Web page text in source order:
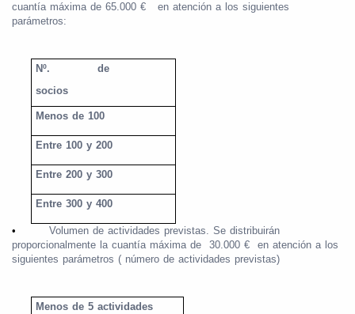
cuantía máxima de 65.000 €
en atención a los siguientes
parámetros:
Nº.
de
socios
Menos de 100
Entre 100 y 200
Entre 200 y 300
Entre 300 y 400
•
Volumen de actividades previstas. Se distribuirán
proporcionalmente la cuantía máxima de
30.000 €
en atención a los
siguientes parámetros ( número de actividades previstas)
Menos de 5 actividades